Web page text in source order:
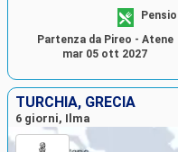
Partenza da Pireo - Atene
mar 05 ott 2027
TURCHIA, GRECIA
6 giorni, Ilma